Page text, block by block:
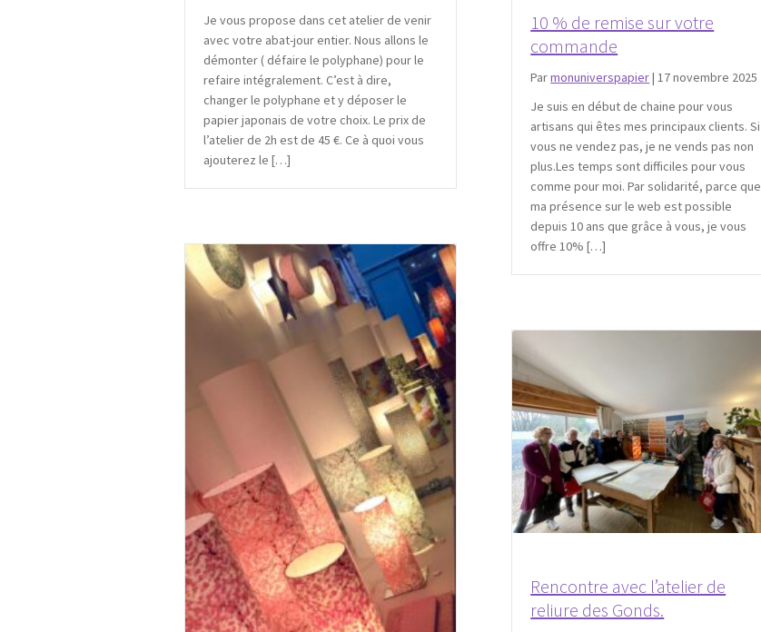
10 % de remise sur votre
commande
Parmonuniverspapier|17 novembre 2025
Je suis en début de chaine pour vous
artisans qui êtes mes principaux clients. Si
vous ne vendez pas, je ne vends pas non
plus.Les temps sont difficiles pour vous
comme pour moi. Par solidarité, parce que
ma présence sur le web est possible
depuis 10 ans que grâce à vous, je vous
offre 10% […]
Je vous propose dans cet atelier de venir
avec votre abat-jour entier. Nous allons le
démonter ( défaire le polyphane) pour le
refaire intégralement. C’est à dire,
changer le polyphane et y déposer le
papier japonais de votre choix. Le prix de
l’atelier de 2h est de 45 €. Ce à quoi vous
ajouterez le […]
Rencontre avec l’atelier de
reliure des Gonds.